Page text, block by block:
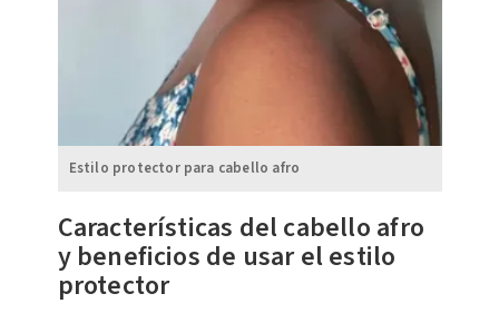
Estilo protector para cabello afro
Características del cabello afro
y beneficios de usar el estilo
protector